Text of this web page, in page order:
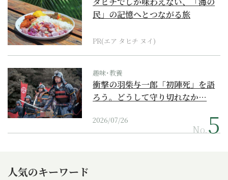
民」の記憶へとつながる旅
PR(エア タヒチ ヌイ)
趣味･教養
衝撃の羽柴与一郎「初陣死」を語
ろう。どうして守り切れなか…
2026/07/26
No.
人気のキーワード